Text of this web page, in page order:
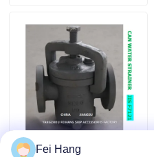
Marine-Entlüftungskopf
Marine-Wasserfilter
Marine Sea Water Strainer
IMPA 872004 5K-500A
Fei Hang